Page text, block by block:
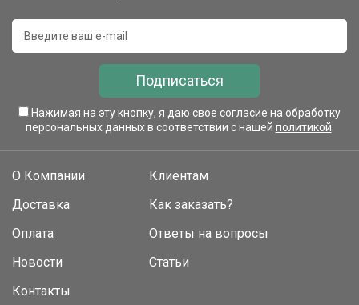
Подписаться
Нажимая на эту кнопку, я даю свое согласие на обработку
персональных данных в соответствии с нашей политикой.
О Компании
Доставка
Оплата
Новости
Клиентам
Как заказать?
Ответы на вопросы
Статьи
Контакты